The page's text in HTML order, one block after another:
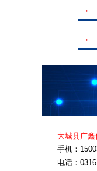
大城县广鑫
手机：
电话：0316-